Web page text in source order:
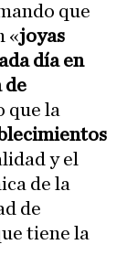
que
«joyas
día en
de
que la
y el
de la
de
tiene la